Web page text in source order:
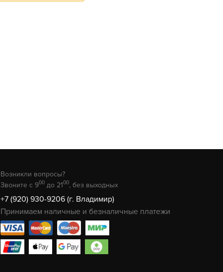
Возникли вопросы?
Звоните с 900 до 2100, без выходных
+7 (920) 930-9206 (г. Владимир)
Принимаем наличные и безналичные платежи